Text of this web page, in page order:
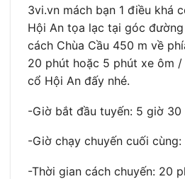
3vi.vn mách bạn 1 điều khá
Hội An tọa lạc tại góc đường
cách Chùa Cầu 450 m về
20 phút hoặc 5 phút xe ôm
cổ Hội An đấy nhé.
-Giờ bắt đầu tuyến: 5 giờ 30
-Giờ chạy chuyến cuối
-Thời gian cách chuyến: 20